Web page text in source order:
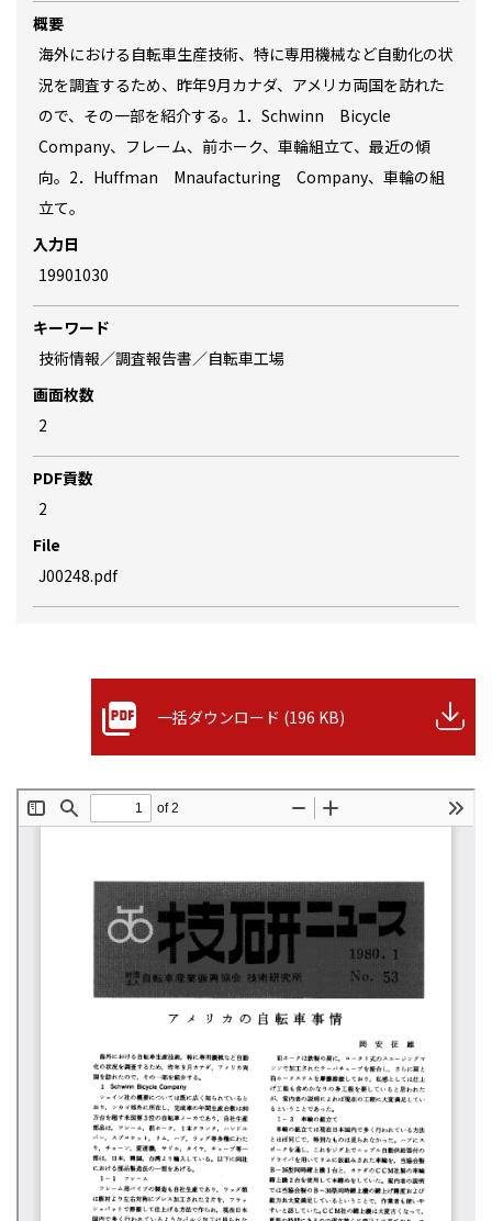
概要
海外における自転車生産技術、特に専用機械など自動化の状
況を調査するため、昨年9月カナダ、アメリカ両国を訪れた
ので、その一部を紹介する。1．Schwinn Bicycle
Company、フレーム、前ホーク、車輪組立て、最近の傾
向。2．Huffman Mnaufacturing Company、車輪の組
立て。
入力日
19901030
キーワード
技術情報／調査報告書／自転車工場
画面枚数
2
PDF貢数
2
File
J00248.pdf
一括ダウンロード (196 KB)